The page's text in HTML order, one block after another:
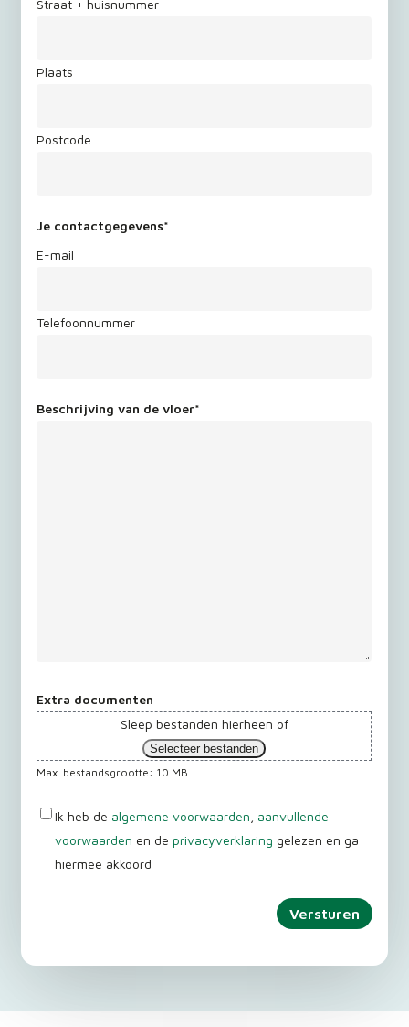
Straat + huisnummer
Plaats
Postcode
Je contactgegevens*
E-mail
Telefoonnummer
Beschrijving van de vloer*
Extra documenten
Sleep bestanden hierheen of
Selecteer bestanden
Max. bestandsgrootte: 10 MB.
Ik heb de algemene voorwaarden aanvullende
voorwaarden en deprivacyverklaring gelezen en ga
hiermee akkoord